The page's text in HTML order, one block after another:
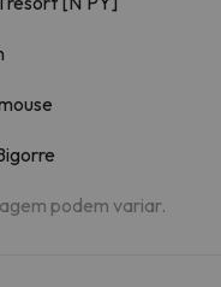
podem variar.